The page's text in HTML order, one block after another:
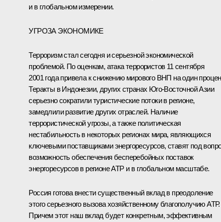
и в глобальном измерении.
УГРОЗА ЭКОНОМИКЕ
Терроризм стал сегодня и серьезной экономической
проблемой. По оценкам, атака террористов 11 сентября
2001 года привела к снижению мирового ВНП на один
Теракты в Индонезии, других странах Юго-Восточной Азии
серьезно сократили туристические потоки в регионе,
замедлили развитие других отраслей. Наличие
террористической угрозы, а также политическая
нестабильность в некоторых регионах мира, являющихся
ключевыми поставщиками энергоресурсов, ставят под
возможность обеспечения бесперебойных поставок
энергоресурсов в регионе АТР и в глобальном масштабе.
Россия готова внести существенный вклад в преодоление
этого серьезного вызова хозяйственному благополучию АТР.
Причем этот наш вклад будет конкретным, эффективным